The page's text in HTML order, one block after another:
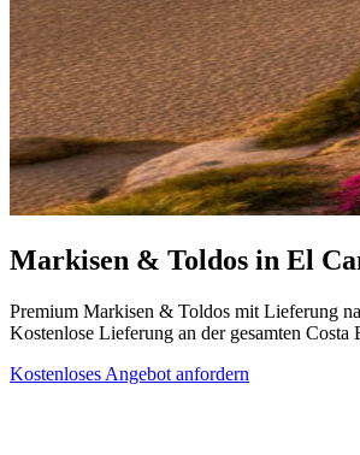
Markisen & Toldos in El
Premium Markisen & Toldos mit Lieferung
Kostenlose Lieferung an der gesamten Costa
Kostenloses Angebot anfordern